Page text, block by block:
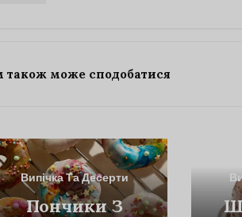
також може сподобатися
Випічка Та Десерти
Пончики З